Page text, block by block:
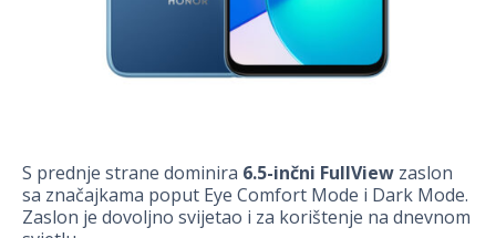
S prednje strane dominira 6.5-inčni FullView zaslon
sa značajkama poput Eye Comfort Mode i Dark Mode.
Zaslon je dovoljno svijetao i za korištenje na dnevnom